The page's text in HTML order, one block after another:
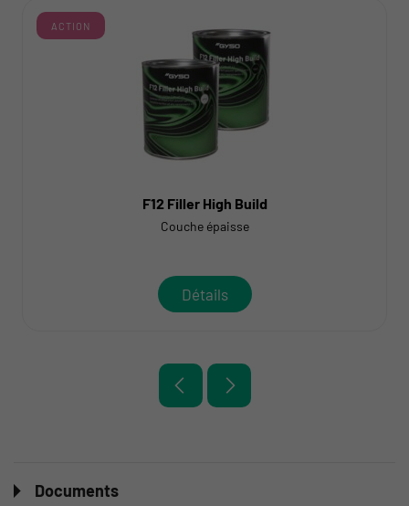
ACTION
F12 Filler High Build
Couche épaisse
Détails
Documents